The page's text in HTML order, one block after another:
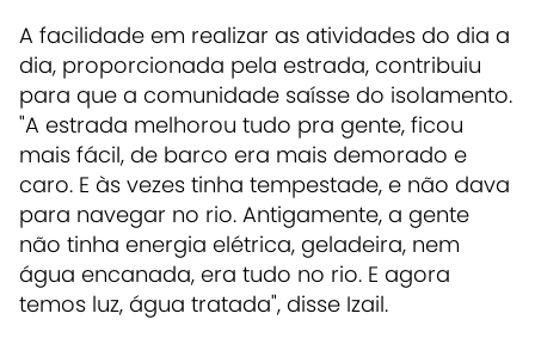
A facilidade em realizar as atividades do dia a
dia, proporcionada pela estrada, contribuiu
para que a comunidade saísse do isolamento.
"A estrada melhorou tudo pra gente, ficou
mais fácil, de barco era mais demorado e
caro. E às vezes tinha tempestade, e não dava
para navegar no rio. Antigamente, a gente
não tinha energia elétrica, geladeira, nem
água encanada, era tudo no rio. E agora
temos luz, água tratada", disse Izail.